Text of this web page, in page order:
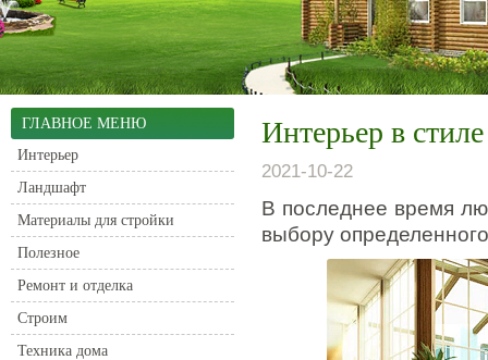
ГЛАВНОЕ МЕНЮ
Интерьер
Ландшафт
Материалы для стройки
Полезное
Ремонт и отделка
Строим
Техника дома
Интерьер в
2021-10-22
В последнее время
выбору